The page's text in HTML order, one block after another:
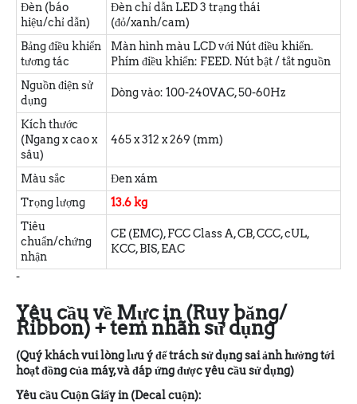
Đèn (báo
hiệu/chỉ dẫn)
Đèn chỉ dẫn LED 3 trạng thái
(đỏ/xanh/cam)
Bảng điều khiển
tương tác
Màn hình màu LCD với Nút điều khiển.
Phím điều khiển: FEED. Nút bật / tắt nguồn
Nguồn điện sử
dụng
Dòng vào: 100-240VAC, 50-60Hz
Kích thước
(Ngang x cao x
sâu)
465 x 312 x 269 (mm)
Màu sắc
Đen xám
Trọng lượng
13.6 kg
Tiêu
chuẩn/chứng
nhận
CE (EMC), FCC Class A, CB, CCC, cUL,
KCC, BIS, EAC
-
Yêu cầu về Mực in (Ruy băng/
Ribbon) + tem nhãn sử dụng
(Quý khách vui lòng lưu ý để trách sử dụng sai ảnh hưởng tới
hoạt đồng của máy, và đáp ứng được yêu cầu sử dụng)
Yêu cầu Cuộn Giấy in (Decal cuộn):